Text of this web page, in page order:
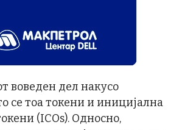
воведен дел накусо
се тоа токени и иницијална
(ICOs). Односно,